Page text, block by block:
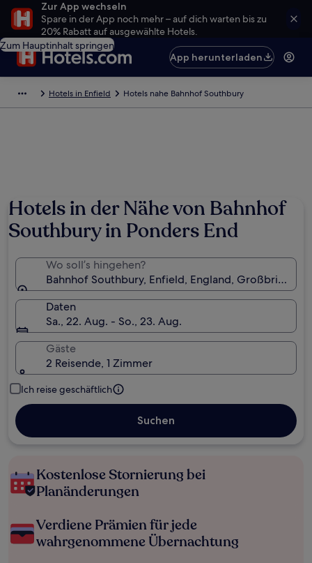
Zur App wechseln
Spare in der App noch mehr – auf dich warten bis zu
20% Rabatt auf ausgewählte Hotels.
Zum Hauptinhalt springen
App herunterladen
Hotels in Enfield Hotels nahe Bahnhof Southbury
Hotels in der Nähe von Bahnhof
Southbury in Ponders End
Wo soll’s hingehen?
Bahnhof Southbury, Enfield, England,
Daten
Sa., 22. Aug. - So., 23. Aug.
Gäste
2 Reisende, 1 Zimmer
Ich reise geschäftlich
Suchen
Kostenlose Stornierung bei
Planänderungen
Verdiene Prämien für jede
wahrgenommene Übernachtung